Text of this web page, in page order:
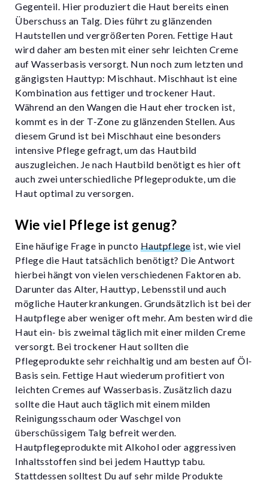
Gegenteil. Hier produziert die Haut bereits einen
Überschuss an Talg. Dies führt zu glänzenden
Hautstellen und vergrößerten Poren. Fettige Haut
wird daher am besten mit einer sehr leichten Creme
auf Wasserbasis versorgt. Nun noch zum letzten und
gängigsten Hauttyp: Mischhaut. Mischhaut ist eine
Kombination aus fettiger und trockener Haut.
Während an den Wangen die Haut eher trocken ist,
kommt es in der T-Zone zu glänzenden Stellen. Aus
diesem Grund ist bei Mischhaut eine besonders
intensive Pflege gefragt, um das Hautbild
auszugleichen. Je nach Hautbild benötigt es hier oft
auch zwei unterschiedliche Pflegeprodukte, um die
Haut optimal zu versorgen.
Wie viel Pflege ist genug?
Eine häufige Frage in puncto Hautpflegeist, wie viel
Pflege die Haut tatsächlich benötigt? Die Antwort
hierbei hängt von vielen verschiedenen Faktoren ab.
Darunter das Alter, Hauttyp, Lebensstil und auch
mögliche Hauterkrankungen. Grundsätzlich ist bei der
Hautpflege aber weniger oft mehr. Am besten wird die
Haut ein- bis zweimal täglich mit einer milden Creme
versorgt. Bei trockener Haut sollten die
Pflegeprodukte sehr reichhaltig und am besten auf Öl-
Basis sein. Fettige Haut wiederum profitiert von
leichten Cremes auf Wasserbasis. Zusätzlich dazu
sollte die Haut auch täglich mit einem milden
Reinigungsschaum oder Waschgel von
überschüssigem Talg befreit werden.
Hautpflegeprodukte mit Alkohol oder aggressiven
Inhaltsstoffen sind bei jedem Hauttyp tabu.
Stattdessen solltest Du auf sehr milde Produkte